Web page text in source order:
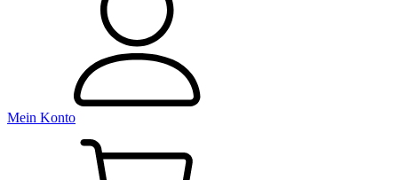
Mein Konto